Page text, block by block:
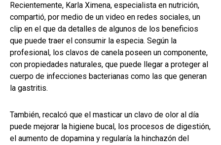
Recientemente, Karla Ximena, especialista en nutrición,
compartió, por medio de un video en redes sociales, un
clip en el que da detalles de algunos de los beneficios
que puede traer el consumir la especia. Según la
profesional, los clavos de canela poseen un componente,
con propiedades naturales, que puede llegar a proteger al
cuerpo de infecciones bacterianas como las que generan
la gastritis.
También, recalcó que el masticar un clavo de olor al día
puede mejorar la higiene bucal, los procesos de digestión,
el aumento de dopamina y regularía la hinchazón del